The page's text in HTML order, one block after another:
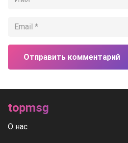
Отправить комментарий
topmsg
О нас